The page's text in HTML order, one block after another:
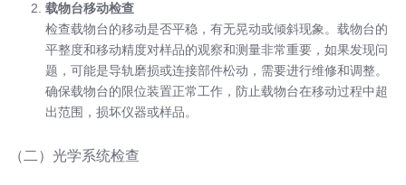
载物台移动检查
检查载物台的移动是否平稳，有无晃动或倾斜现象。载物台的
平整度和移动精度对样品的观察和测量非常重要，如果发现问
题，可能是导轨磨损或连接部件松动，需要进行维修和调整。
确保载物台的限位装置正常工作，防止载物台在移动过程中超
出范围，损坏仪器或样品。
（二）光学系统检查